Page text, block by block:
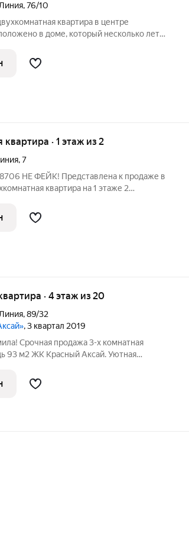
,76/10
квартира в центре
в доме, который несколько лет
ощущение простора. Вся
квартира · 1 этаж из 2
,7
квартира на 1 этаже 2
интерьер и воплотить самые
· 4 этаж из 20
,89/32
, 3 квартал 2019
Срочная продажа 3-х комнатная
93 м2 ЖK Крacный Акcай. Уютная
холодильник, стиральная и